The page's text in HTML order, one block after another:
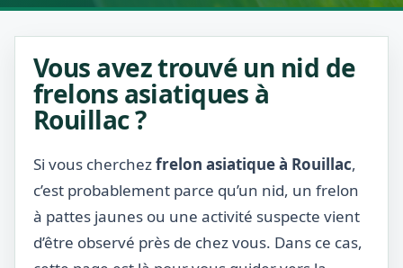
Vous avez trouvé un nid de
frelons asiatiques à
Rouillac ?
Si vous cherchezfrelon asiatique à Rouillac,
c’est probablement parce qu’un nid, un frelon
à pattes jaunes ou une activité suspecte vient
d’être observé près de chez vous. Dans ce cas,